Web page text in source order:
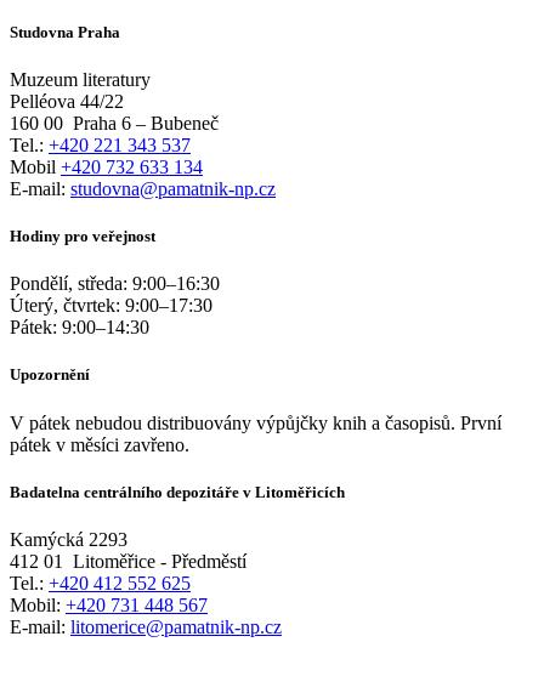
Studovna Praha
Muzeum literatury
Pelléova 44/22
160 00 Praha 6 – Bubeneč
Tel.: +420 221 343 537
Mobil +420 732 633 134
E-mail: studovna@pamatnik-np.cz
Hodiny pro veřejnost
Pondělí, středa: 9:00–16:30
Úterý, čtvrtek: 9:00–17:30
Pátek: 9:00–14:30
Upozornění
V pátek nebudou distribuovány výpůjčky knih a časopisů. První
pátek v měsíci zavřeno.
Badatelna centrálního depozitáře v Litoměřicích
Kamýcká 2293
412 01
Litoměřice - Předměstí
Tel.: +420 412 552 625
Mobil: +420 731 448 567
E-mail: litomerice@pamatnik-np.cz